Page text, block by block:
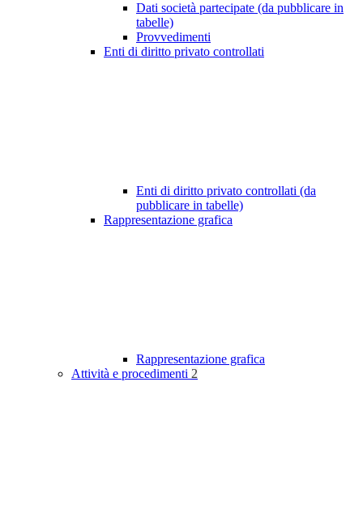
Dati società partecipate (da pubblicare in
tabelle)
Provvedimenti
Enti di diritto privato controllati
Enti di diritto privato controllati (da
pubblicare in tabelle)
Rappresentazione grafica
Rappresentazione grafica
Attività e procedimenti 2